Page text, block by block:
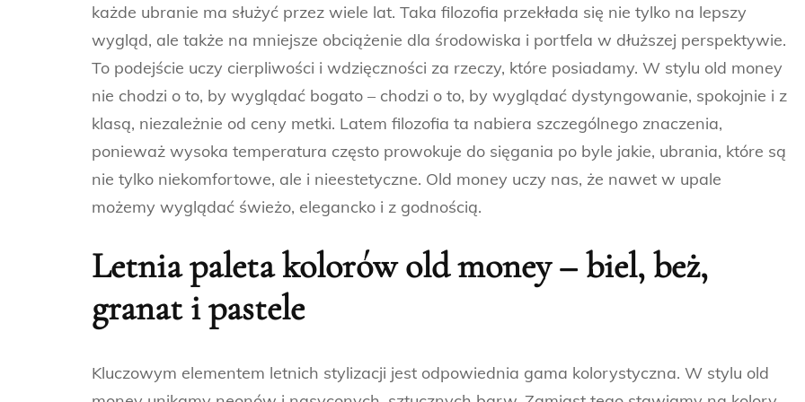
każde ubranie ma służyć przez wiele lat. Taka filozofia przekłada się nie tylko na lepszy
wygląd, ale także na mniejsze obciążenie dla środowiska i portfela w dłuższej perspektywie.
To podejście uczy cierpliwości i wdzięczności za rzeczy, które posiadamy. W stylu old money
nie chodzi o to, by wyglądać bogato – chodzi o to, by wyglądać dystyngowanie, spokojnie i z
klasą, niezależnie od ceny metki. Latem filozofia ta nabiera szczególnego znaczenia,
ponieważ wysoka temperatura często prowokuje do sięgania po byle jakie, ubrania, które są
nie tylko niekomfortowe, ale i nieestetyczne. Old money uczy nas, że nawet w upale
możemy wyglądać świeżo, elegancko i z godnością.
Letnia paleta kolorów old money – biel, beż,
granat i pastele
Kluczowym elementem letnich stylizacji jest odpowiednia gama kolorystyczna. W stylu old